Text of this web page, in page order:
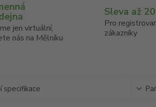
jen virtuální,
nás na Mělníku
Sleva až
Pro
zákazníky
specifikace